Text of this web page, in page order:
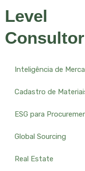
Level
Inteligência de
Cadastro de
ESG para
Global Sourcing
Real Estate